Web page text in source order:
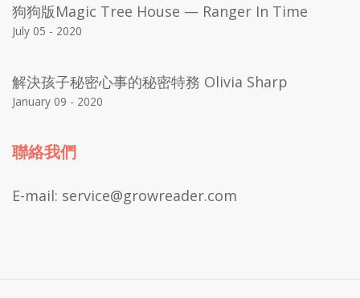
狗狗版Magic Tree House — Ranger In Time
July 05 - 2020
解決孩子秘密心事的秘密特務 Olivia Sharp
January 09 - 2020
聯絡我們
E-mail: service@growreader.com